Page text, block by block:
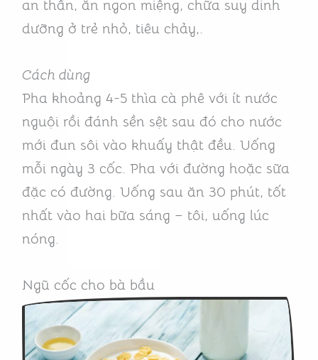
an thần, ăn ngon miệng, chữa suy dinh
dưỡng ở trẻ nhỏ, tiêu chảy,.
Cách dùng
Pha khoảng 4-5 thìa cà phê với ít nước
nguội rồi đánh sền sệt sau đó cho nước
mới đun sôi vào khuấy thật đều. Uống
mỗi ngày 3 cốc. Pha với đường hoặc sữa
đặc có đường. Uống sau ăn 30 phút, tốt
nhất vào hai bữa sáng – tôi, uống lúc
nóng.
Ngũ cốc cho bà bầu